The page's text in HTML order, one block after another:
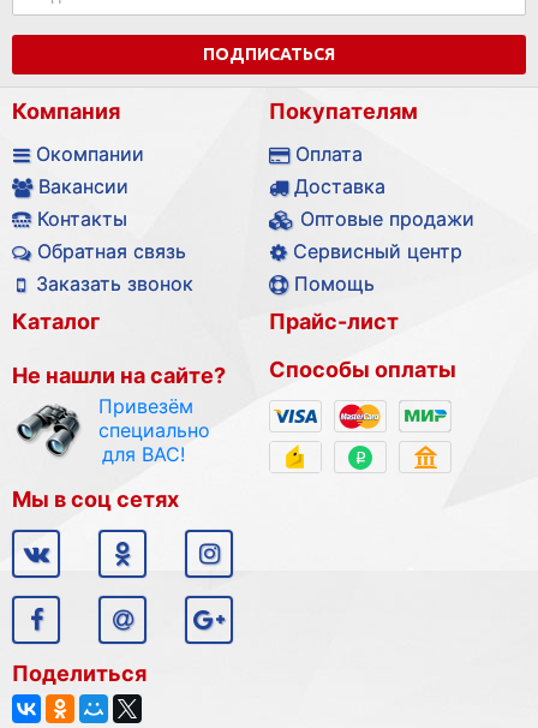
ПОДПИСАТЬСЯ
Компания
Окомпании
Вакансии
Контакты
Обратная связь
Заказать звонок
Покупателям
Оплата
Доставка
Оптовые продажи
Сервисный центр
Помощь
Каталог
Не нашли на сайте?
Привезём
специально
для ВАС!
Прайс-лист
Способы оплаты
Мы в соц сетях
Поделиться